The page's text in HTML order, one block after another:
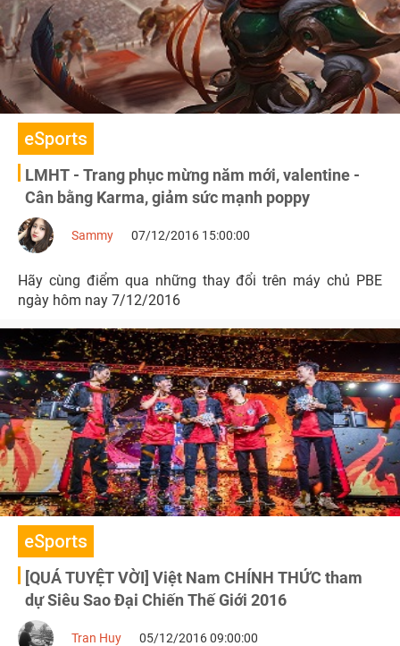
eSports
LMHT - Trang phục mừng năm mới, valentine -
Cân bằng Karma, giảm sức mạnh poppy
Sammy 07/12/2016 15:00:00
Hãy cùng điểm qua những thay đổi trên máy chủ PBE
ngày hôm nay 7/12/2016
eSports
[QUÁ TUYỆT VỜI] Việt Nam CHÍNH THỨC tham
dự Siêu Sao Đại Chiến Thế Giới 2016
Tran Huy 05/12/2016 09:00:00